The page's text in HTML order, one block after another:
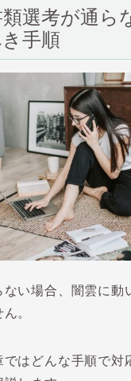
選考が通ら
手順
い場合、闇雲に動
。
ではどんな手順で対